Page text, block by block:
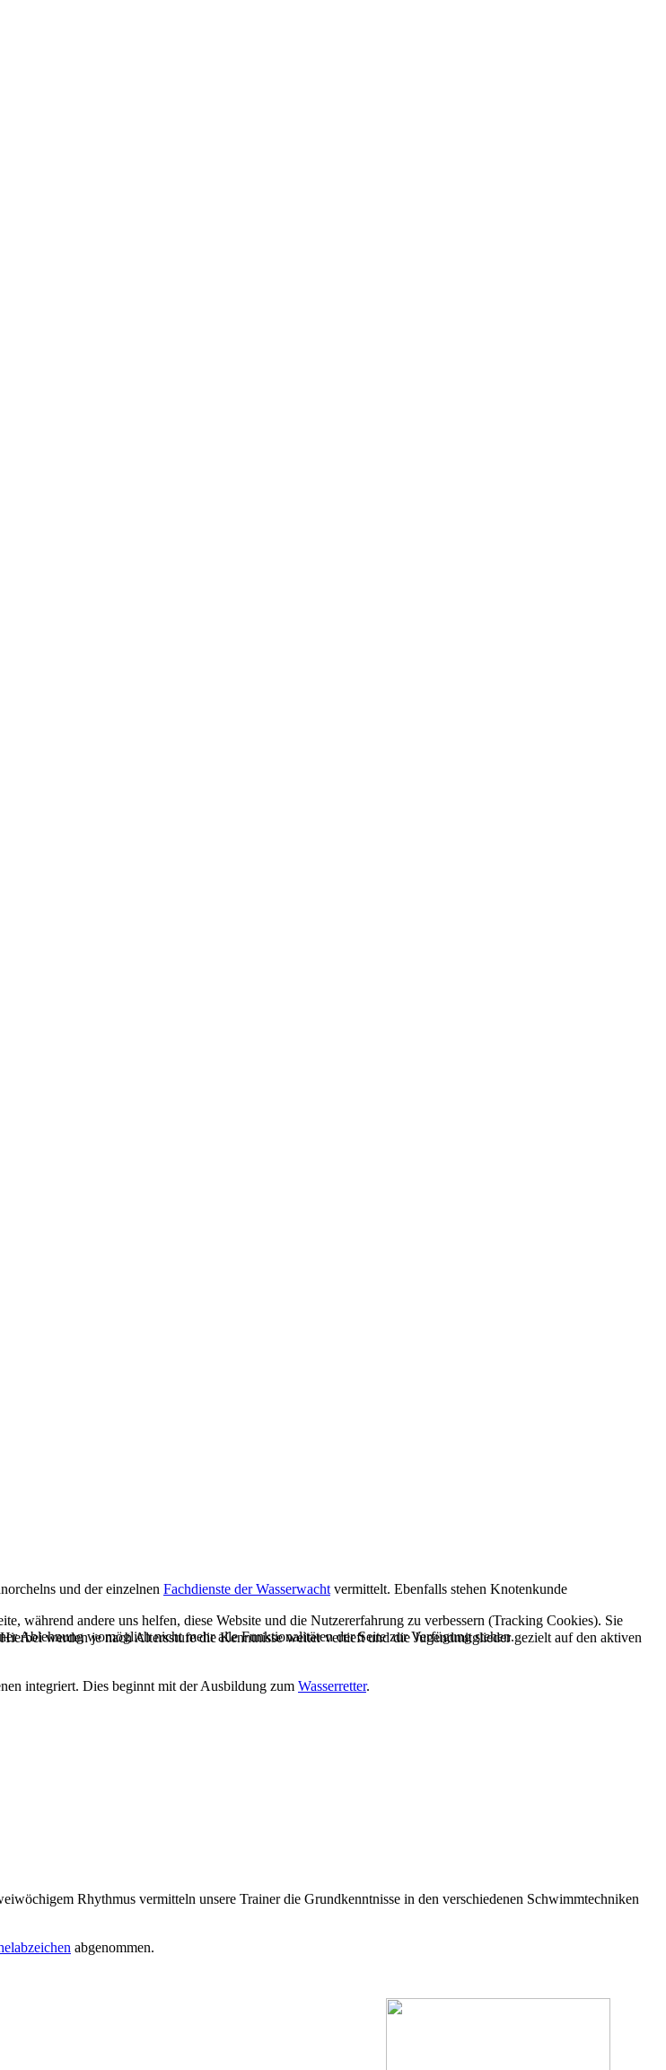
und der einzelnen Fachdienste der Wasserwacht vermittelt. Ebenfalls stehen Knotenkunde
werden je nach Altersstufe die Kenntnisse weiter vertieft und die Jugendmitglieder gezielt auf den aktiven
integriert. Dies beginnt mit der Ausbildung zum Wasserretter.
Rhythmus vermitteln unsere Trainer die Grundkenntnisse in den verschiedenen Schwimmtechniken
abgenommen.
während andere uns helfen, diese Website und die Nutzererfahrung zu verbessern (Tracking Cookies). Sie
Ablehnung womöglich nicht mehr alle Funktionalitäten der Seite zur Verfügung stehen.